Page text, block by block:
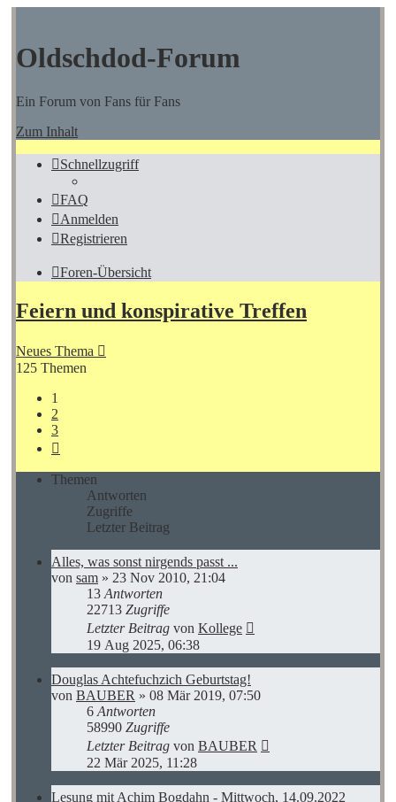
Oldschdod-Forum
Ein Forum von Fans für Fans
Zum Inhalt
Schnellzugriff
FAQ
Anmelden
Registrieren
Foren-Übersicht
Feiern und konspirative Treffen
Neues Thema
125 Themen
1
2
3
Themen
Antworten
Zugriffe
Letzter Beitrag
Alles, was sonst nirgends passt ...
von sam » 23 Nov 2010, 21:04
13 Antworten
22713 Zugriffe
Letzter Beitrag von Kollege
19 Aug 2025, 06:38
Douglas Achtefuchzich Geburtstag!
von BAUBER » 08 Mär 2019, 07:50
6 Antworten
58990 Zugriffe
Letzter Beitrag von BAUBER
22 Mär 2025, 11:28
Lesung mit Achim Bogdahn - Mittwoch, 14.09.2022